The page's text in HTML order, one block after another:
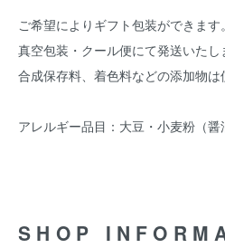
ご希望によりギフト包装ができます。
真空包装・クール便にて発送いたし
合成保存料、着色料などの添加物は
アレルギー品目：大豆・小麦粉（醤
SHOP